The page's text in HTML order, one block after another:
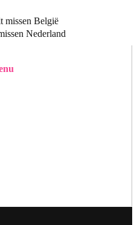
missen België
Nederland